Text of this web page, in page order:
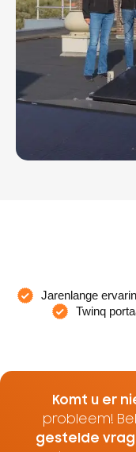
Jarenlange
Twinq
Komt u er
probleem!
gestelde